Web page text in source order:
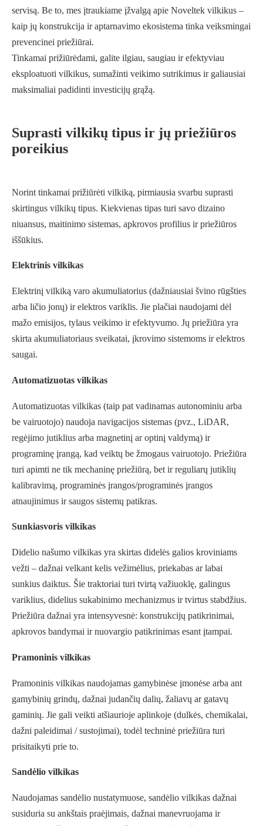
servisą. Be to, mes įtraukiame įžvalgą apie Noveltek vilkikus –
kaip jų konstrukcija ir aptarnavimo ekosistema tinka veiksmingai
prevencinei priežiūrai.
Tinkamai prižiūrėdami, galite ilgiau, saugiau ir efektyviau
eksploatuoti vilkikus, sumažinti veikimo sutrikimus ir galiausiai
maksimaliai padidinti investicijų grąžą.
Suprasti vilkikų tipus ir jų priežiūros
poreikius
Norint tinkamai prižiūrėti vilkiką, pirmiausia svarbu suprasti
skirtingus vilkikų tipus. Kiekvienas tipas turi savo dizaino
niuansus, maitinimo sistemas, apkrovos profilius ir priežiūros
iššūkius.
Elektrinis vilkikas
Elektrinį vilkiką varo akumuliatorius (dažniausiai švino rūgšties
arba ličio jonų) ir elektros variklis. Jie plačiai naudojami dėl
mažo emisijos, tylaus veikimo ir efektyvumo. Jų priežiūra yra
skirta akumuliatoriaus sveikatai, įkrovimo sistemoms ir elektros
saugai.
Automatizuotas vilkikas
Automatizuotas vilkikas (taip pat vadinamas autonominiu arba
be vairuotojo) naudoja navigacijos sistemas (pvz., LiDAR,
regėjimo jutiklius arba magnetinį ar optinį valdymą) ir
programinę įrangą, kad veiktų be žmogaus vairuotojo. Priežiūra
turi apimti ne tik mechaninę priežiūrą, bet ir reguliarų jutiklių
kalibravimą, programinės įrangos/programinės įrangos
atnaujinimus ir saugos sistemų patikras.
Sunkiasvoris vilkikas
Didelio našumo vilkikas yra skirtas didelės galios kroviniams
vežti – dažnai velkant kelis vežimėlius, priekabas ar labai
sunkius daiktus. Šie traktoriai turi tvirtą važiuoklę, galingus
variklius, didelius sukabinimo mechanizmus ir tvirtus stabdžius.
Priežiūra dažnai yra intensyvesnė: konstrukcijų patikrinimai,
apkrovos bandymai ir nuovargio patikrinimas esant įtampai.
Pramoninis vilkikas
Pramoninis vilkikas naudojamas gamybinėse įmonėse arba ant
gamybinių grindų, dažnai judančių dalių, žaliavų ar gatavų
gaminių. Jie gali veikti atšiaurioje aplinkoje (dulkės, chemikalai,
dažni paleidimai / sustojimai), todėl techninė priežiūra turi
prisitaikyti prie to.
Sandėlio vilkikas
Naudojamas sandėlio nustatymuose, sandėlio vilkikas dažnai
susiduria su ankštais praėjimais, dažnai manevruojama ir